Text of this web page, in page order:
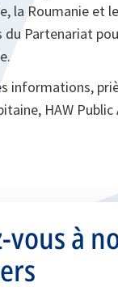
la Roumanie et
du Partenariat
informations,
HAW Public
à